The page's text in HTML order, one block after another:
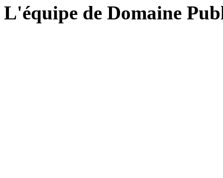
L'équipe de Domaine